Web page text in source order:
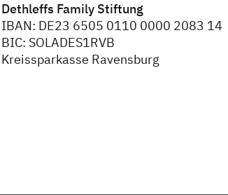
Dethleffs Family Stiftung
IBAN: DE23 6505 0110 0000 2083 14
BIC: SOLADES1RVB
Kreissparkasse Ravensburg